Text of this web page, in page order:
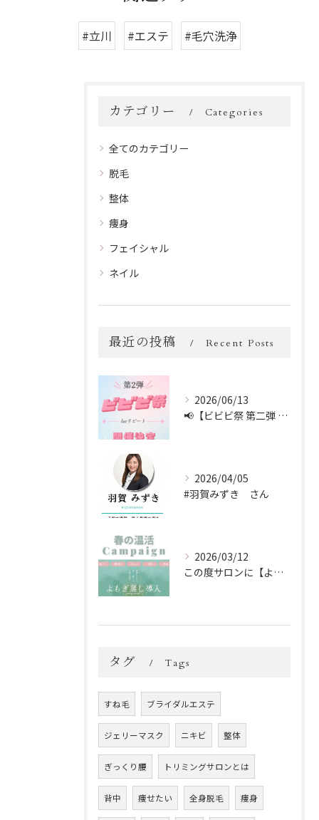
#立川 #エステ #毛穴洗浄
カテゴリー Categories
全てのカテゴリー
脱毛
整体
痩身
フェイシャル
ネイル
最近の投稿 Recent Posts
2026/06/13
📢【ビビビ祭 第二弾 開催中！】📢
2026/04/05
#羽賀みずき さん
2026/03/12
この度サロンに【よもぎ蒸し】を新しく導入しました🌿✨
タグ Tags
すね毛 ブライダルエステ
ジェリーマスク ニキビ 整体
ぎっくり腰 トリミングサロンとは
背中 痩せたい 全身脱毛 痩身